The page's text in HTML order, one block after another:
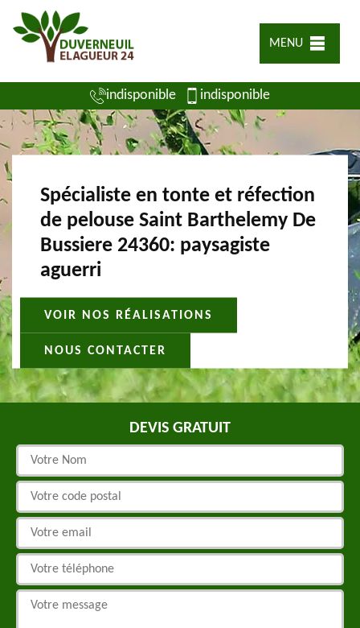
MENU
indisponible indisponible
Spécialiste en tonte et réfection
de pelouse Saint Barthelemy De
Bussiere 24360: paysagiste
aguerri
VOIR NOS RÉALISATIONS
NOUS CONTACTER
DEVIS GRATUIT